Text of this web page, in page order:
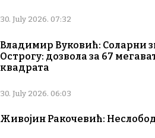
30. July 2026. 07:32
Владимир Вуковић: Соларни
Острогу: дозвола за 67
квадрата
30. July 2026. 06:03
Живојин Ракочевић: